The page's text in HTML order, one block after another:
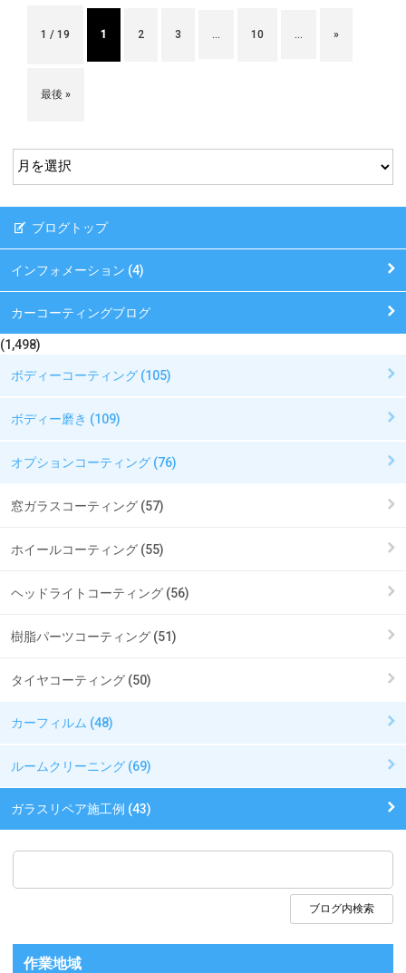
1 / 19 1 2 3 ... 10 ... »
最後 »
ブログトップ
インフォメーション (4)
カーコーティングブログ
(1,498)
ボディーコーティング (105)
ボディー磨き (109)
オプションコーティング (76)
窓ガラスコーティング (57)
ホイールコーティング (55)
ヘッドライトコーティング (56)
樹脂パーツコーティング (51)
タイヤコーティング (50)
カーフィルム (48)
ルームクリーニング (69)
ガラスリペア施工例 (43)
作業地域